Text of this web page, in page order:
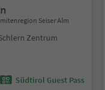
Seiser Alm
Zentrum
Südtirol Guest Pass